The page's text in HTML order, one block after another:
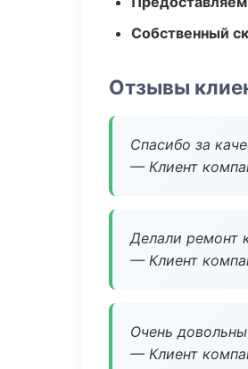
Собственный
Отзывы
Спасибо за
— Клиент
Делали ремонт
— Клиент
Очень
— Клиент